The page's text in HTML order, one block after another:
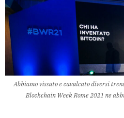
Abbiamo vissuto e cavalcato diversi
Blockchain Week Rome 2021 ne